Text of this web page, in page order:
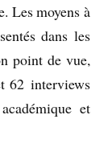
Les moyens à
dans les
point de vue,
62 interviews
et